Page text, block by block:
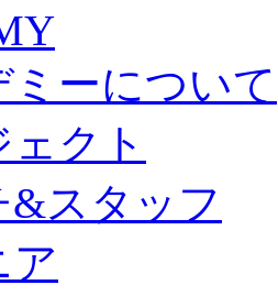
ミーについて
クト
&スタッフ
ア